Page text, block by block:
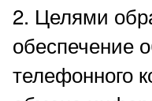
2. Целями
обеспечение
телефонного